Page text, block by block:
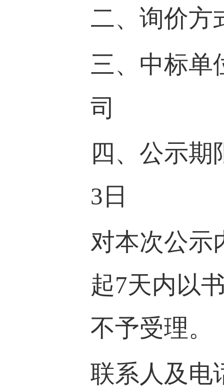
二、询价方
三、中标单
司
四、公示期
3 日
对本次公示
起7天内以
不予受理。
联系人及电